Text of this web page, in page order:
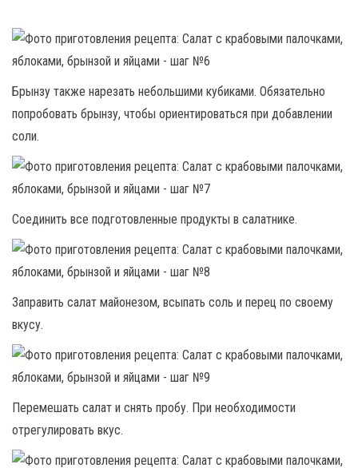
Брынзу также нарезать небольшими кубиками. Обязательно
попробовать брынзу, чтобы ориентироваться при добавлении
соли.
Соединить все подготовленные продукты в салатнике.
Заправить салат майонезом, всыпать соль и перец по своему
вкусу.
Перемешать салат и снять пробу. При необходимости
отрегулировать вкус.